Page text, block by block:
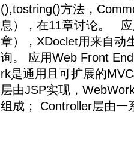
(),tostring()方法，
息），在11章讨论。 应
章），XDoclet用来自动
询。 应用Web Front
rk是通用且可扩展的
层由JSP实现，
组成； Controller层由